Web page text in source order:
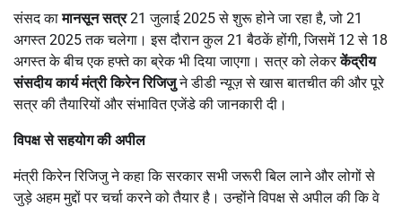
संसद कामानसून सत्र21 जुलाई 2025 से शुरू होने जा रहा है, जो 21
अगस्त 2025 तक चलेगा। इस दौरान कुल 21 बैठकें होंगी, जिसमें 12 से 18
अगस्त के बीच एक हफ्ते का ब्रेक भी दिया जाएगा। सत्र को लेकरकेंद्रीय
संसदीय कार्य मंत्री किरेन रिजिजुने डीडी न्यूज़ से खास बातचीत की और पूरे
सत्र की तैयारियों और संभावित एजेंडे की जानकारी दी।
विपक्ष से सहयोग की अपील
मंत्री किरेन रिजिजु ने कहा कि सरकार सभी जरूरी बिल लाने और लोगों से
जुड़े अहम मुद्दों पर चर्चा करने को तैयार है। उन्होंने विपक्ष से अपील की कि वे